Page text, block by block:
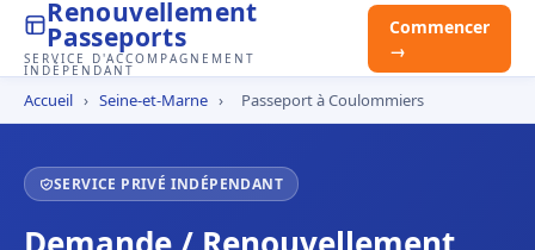
Renouvellement
Passeports
SERVICE D'ACCOMPAGNEMENT
INDÉPENDANT
Commencer
→
Accueil › Seine-et-Marne › Passeport à Coulommiers
SERVICE PRIVÉ INDÉPENDANT